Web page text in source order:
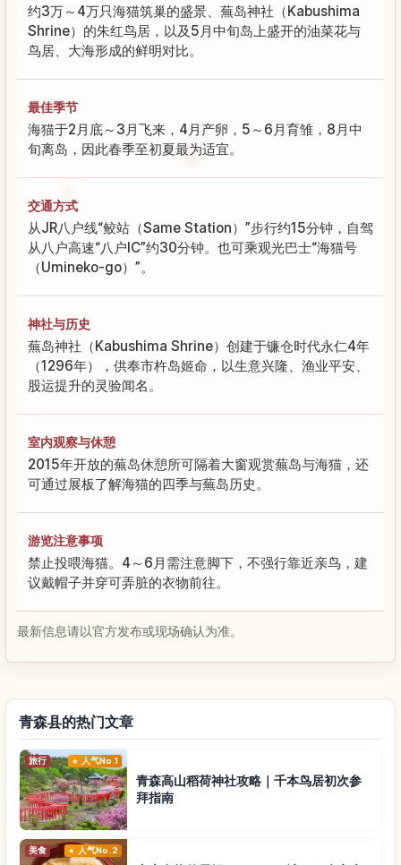
约3万～4万只海猫筑巢的盛景、蕪岛神社（Kabushima
Shrine）的朱红鸟居，以及5月中旬岛上盛开的油菜花与
鸟居、大海形成的鲜明对比。
最佳季节
海猫于2月底～3月飞来，4月产卵，5～6月育雏，8月中
旬离岛，因此春季至初夏最为适宜。
交通方式
从JR八户线“鲛站（Same Station）”步行约15分钟，自驾
从八户高速“八户IC”约30分钟。也可乘观光巴士“海猫号
（Umineko-go）”。
神社与历史
蕪岛神社（Kabushima Shrine）创建于镰仓时代永仁4年
（1296年），供奉市杵岛姬命，以生意兴隆、渔业平安、
股运提升的灵验闻名。
室内观察与休憩
2015年开放的蕪岛休憩所可隔着大窗观赏蕪岛与海猫，还
可通过展板了解海猫的四季与蕪岛历史。
游览注意事项
禁止投喂海猫。4～6月需注意脚下，不强行靠近亲鸟，建
议戴帽子并穿可弄脏的衣物前往。
最新信息请以官方发布或现场确认为准。
青森县的热门文章
旅行 人气No.1
青森高山稻荷神社攻略｜千本鸟居初次参
拜指南
美食 人气No.2